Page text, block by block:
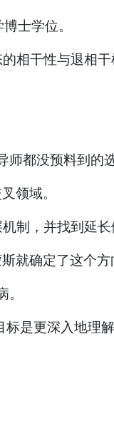
士学位。
相干性与退相干
都没预料到的
领域。
制，并找到延长
就确定了这个方
是更深入地理